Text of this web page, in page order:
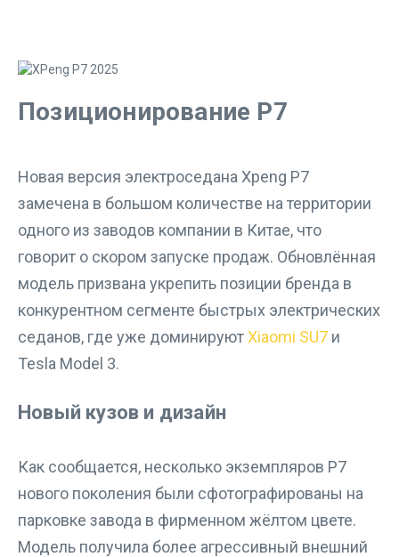
Позиционирование P7
Новая версия электроседана Xpeng P7
замечена в большом количестве на территории
одного из заводов компании в Китае, что
говорит о скором запуске продаж. Обновлённая
модель призвана укрепить позиции бренда в
конкурентном сегменте быстрых электрических
седанов, где уже доминируютXiaomi SU7 и
Tesla Model 3.
Новый кузов и дизайн
Как сообщается, несколько экземпляров P7
нового поколения были сфотографированы на
парковке завода в фирменном жёлтом цвете.
Модель получила более агрессивный внешний